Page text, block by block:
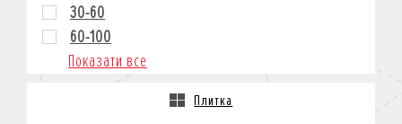
30-60
60-100
Показати все
Плитка